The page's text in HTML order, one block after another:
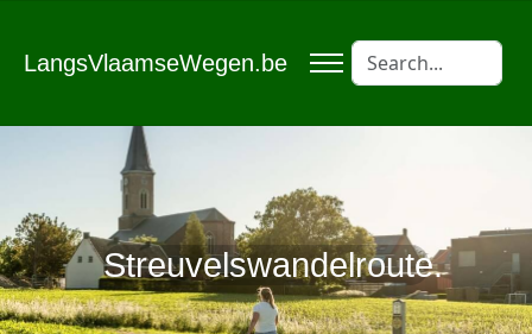
LangsVlaamseWegen.be
Streuvelswandelroute.